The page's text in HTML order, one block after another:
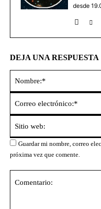
desde
DEJA UNA RESPUESTA
Guardar mi nombre, correo
próxima vez que comente.